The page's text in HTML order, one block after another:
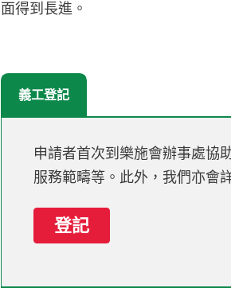
面得到長進。
義工登記
申請者首次到樂施會辦事處協
服務範疇等。此外，我們亦會
登記